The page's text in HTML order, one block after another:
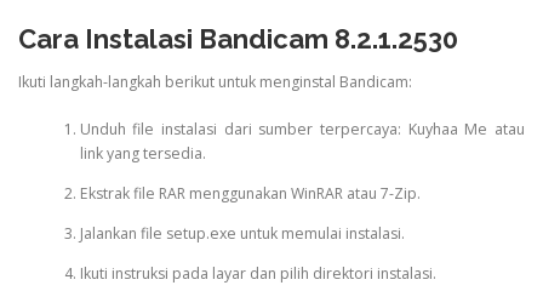
Cara Instalasi Bandicam 8.2.1.2530
Ikuti langkah-langkah berikut untuk menginstal Bandicam:
Unduh file instalasi dari sumber terpercaya: Kuyhaa Me atau
link yang tersedia.
Ekstrak file RAR menggunakan WinRAR atau 7-Zip.
Jalankan file setup.exe untuk memulai instalasi.
Ikuti instruksi pada layar dan pilih direktori instalasi.